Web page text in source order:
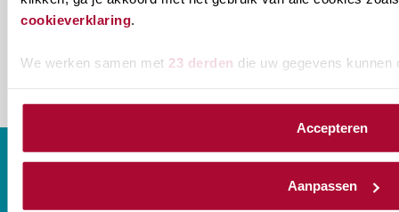
cookieverklaring.
We werken samen met 23 derden die uw gegevens kunnen
Accepteren
Aanpassen